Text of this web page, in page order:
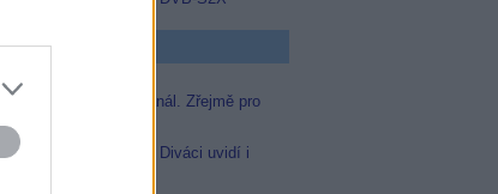
spustil nový Test kanál. Zřejmě pro
zařadí Prima sport. Diváci uvidí i